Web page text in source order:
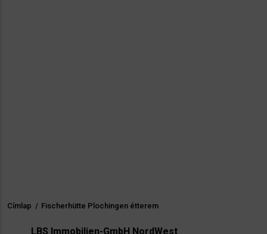
Morzsa
Címlap / Fischerhütte Plochingen étterem
LBS Immobilien-GmbH NordWest